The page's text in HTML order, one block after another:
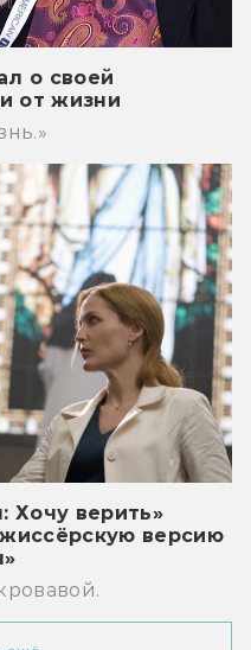
о своей
от жизни
Хочу верить»
версию